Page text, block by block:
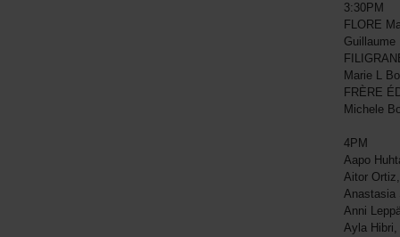
3:30PM
FLORE
Guillaume
Marie L
FRÈRE
Michele
4PM
Aapo
Aitor
Anastasia
Anni
Ayla